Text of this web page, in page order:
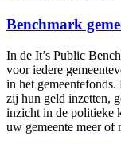
Benchmark
In de It’s Public
voor iedere
in het
zij hun geld inzetten,
inzicht in de politieke
uw gemeente meer